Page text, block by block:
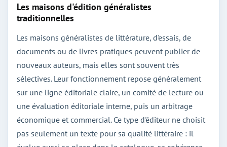
Les maisons d'édition généralistes
traditionnelles
Les maisons généralistes de littérature, d'essais, de
documents ou de livres pratiques peuvent publier de
nouveaux auteurs, mais elles sont souvent très
sélectives. Leur fonctionnement repose généralement
sur une ligne éditoriale claire, un comité de lecture ou
une évaluation éditoriale interne, puis un arbitrage
économique et commercial. Ce type d'éditeur ne choisit
pas seulement un texte pour sa qualité littéraire : il